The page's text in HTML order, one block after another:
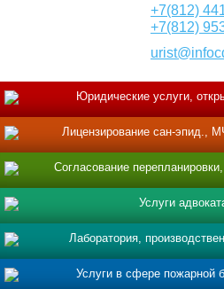
+7(812)
+7(812)
Юридические услуги,
Лицензирование сан-эпид.,
Согласование
Услуги
Лаборатория,
Услуги в сфере пожарной